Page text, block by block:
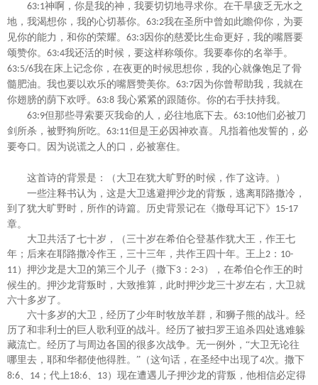
63:1神啊 ，你是我的神，我要切切地寻求你。在干旱疲乏无水之
地，我渴想你，我的心切慕你。 63:2我在圣所中曾如此瞻仰你，为要
见你的能力，和你的荣耀。 63:3因你的慈爱比生命更好，我的嘴唇要
颂赞你。 63:4我还活的时候，要这样称颂你。我要奉你的名举手。
63:5/6我在床上记念你，在夜更的时候思想你，我的心就像饱足了骨
髓肥油。我也要以欢乐的嘴唇赞美你。 63:7因为你曾帮助我，我就在
你翅膀的荫下欢呼。 63:8 我心紧紧的跟随你。你的右手扶持我。
63:9但那些寻索要灭我命的人，必往地底下去。 63:10他们必被刀
剑所杀，被野狗所吃。 63:11但是王必因神欢喜。凡指着他发誓的，必
要夸口。因为说谎之人的口，必被塞住。
这首诗的背景是：
（大卫在犹大旷野的时候，作了这诗。）
一些注释书认为，这是大卫逃避押沙龙的背叛，逃离耶路撒冷，
到了犹大旷野时，所作的诗篇。历史背景记在《撒母耳记下》 15-17
章。
大卫共活了七十岁，（三十岁在希伯仑登基作犹大王，作王七
年；后来在耶路撒冷作王，三十三年，共作王四十年。王上2 ： 10-
11）押沙龙是大卫的第三个儿子（撒下3 ： 2-3），在希伯仑作王的时
候生的。押沙龙背叛时，大致推算，此时押沙龙三十岁左右，大卫就
六十多岁了。
六十多岁的大卫，经历了少年时牧放羊群，和狮子熊的战斗。经
历了和非利士的巨人歌利亚的战斗。经历了被扫罗王追杀四处逃难躲
藏流亡。经历了与周边各国的很多次战争。无一例外， “大卫无论往
哪里去，耶和华都使他得胜。 ” （这句话，在圣经中出现了4次。撒下
8:6、 14 ；代上18:6、 13） 现在遭遇儿子押沙龙的背叛，他相信必定得